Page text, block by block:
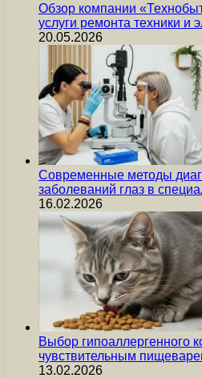
Обзор компании
услуги ремонта техники и
20.05.2026
Современные методы
заболеваний глаз в
16.02.2026
Выбор гипоаллергенного
чувствительным
13.02.2026